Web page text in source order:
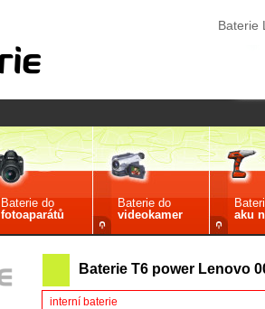
Baterie
Baterie do
fotoaparátů
Baterie do
videokamer
aku
Baterie T6 power Lenovo
interní baterie